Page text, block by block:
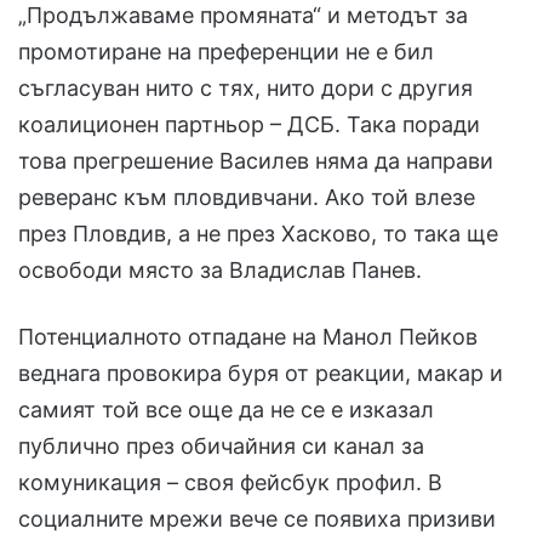
„Продължаваме промяната“ и методът за
промотиране на преференции не е бил
съгласуван нито с тях, нито дори с другия
коалиционен партньор – ДСБ. Така поради
това прегрешение Василев няма да направи
реверанс към пловдивчани. Ако той влезе
през Пловдив, а не през Хасково, то така ще
освободи място за Владислав Панев.
Потенциалното отпадане на Манол Пейков
веднага провокира буря от реакции, макар и
самият той все още да не се е изказал
публично през обичайния си канал за
комуникация – своя фейсбук профил. В
социалните мрежи вече се появиха призиви